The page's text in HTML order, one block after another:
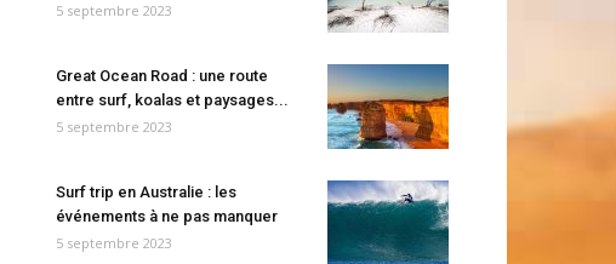
5 septembre 2023
Great Ocean Road : une route
entre surf, koalas et paysages...
5 septembre 2023
Surf trip en Australie : les
événements à ne pas manquer
5 septembre 2023